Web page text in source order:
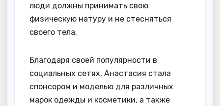
люди должны принимать свою
физическую натуру и не стесняться
своего тела.
Благодаря своей популярности в
социальных сетях, Анастасия стала
спонсором и моделью для различных
марок одежды и косметики, а также